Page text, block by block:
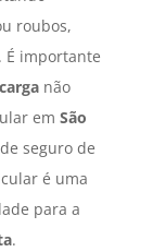
roubos,
É importante
não
em São
seguro de
é uma
para a
.